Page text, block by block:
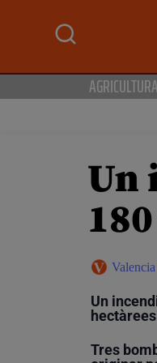
AGRICULTURA
Un
Un
Tres